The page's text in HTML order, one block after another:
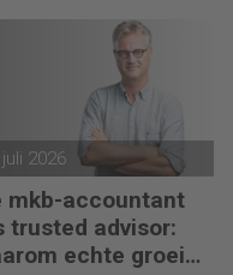
2026
mkb-accountant
trusted advisor:
echte groei